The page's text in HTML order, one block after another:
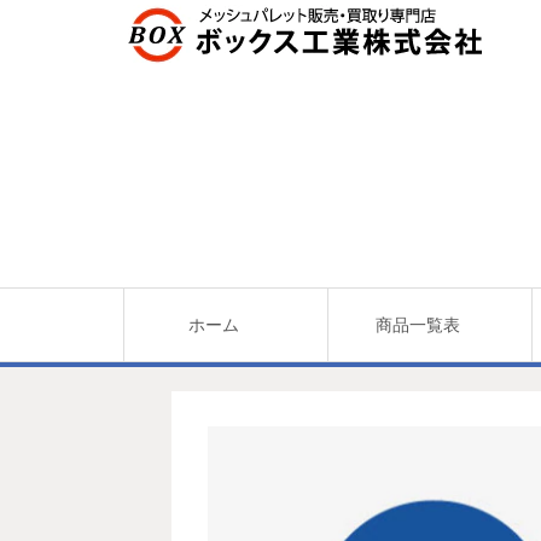
ホーム 商品一覧表